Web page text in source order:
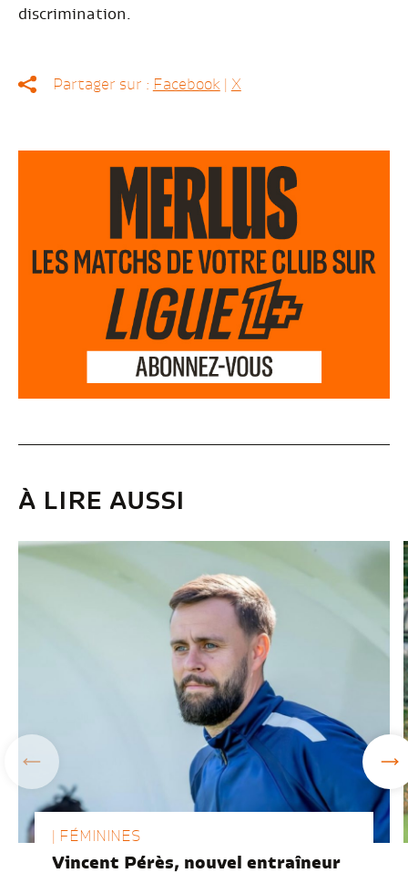
discrimination.
Partager sur : Facebook| X
À LIRE AUSSI
| FÉMININES
Vincent Pérès, nouvel entraîneur